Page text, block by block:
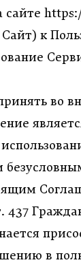
сайте
к
во
437
в